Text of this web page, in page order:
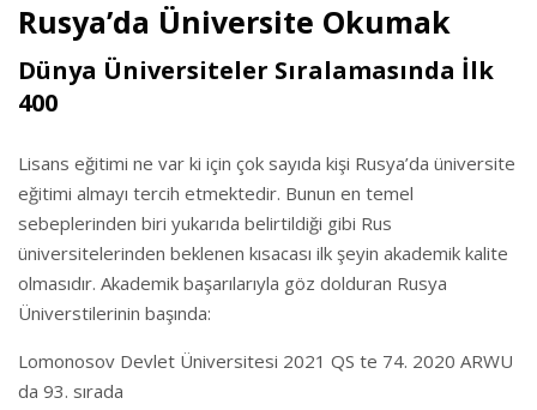
Rusya’da Üniversite Okumak
Dünya Üniversiteler Sıralamasında İlk
400
Lisans eğitimi ne var ki için çok sayıda kişi Rusya’da üniversite
eğitimi almayı tercih etmektedir. Bunun en temel
sebeplerinden biri yukarıda belirtildiği gibi Rus
üniversitelerinden beklenen kısacası ilk şeyin akademik kalite
olmasıdır. Akademik başarılarıyla göz dolduran Rusya
Üniverstilerinin başında:
Lomonosov Devlet Üniversitesi 2021 QS te 74. 2020 ARWU
da 93. sırada